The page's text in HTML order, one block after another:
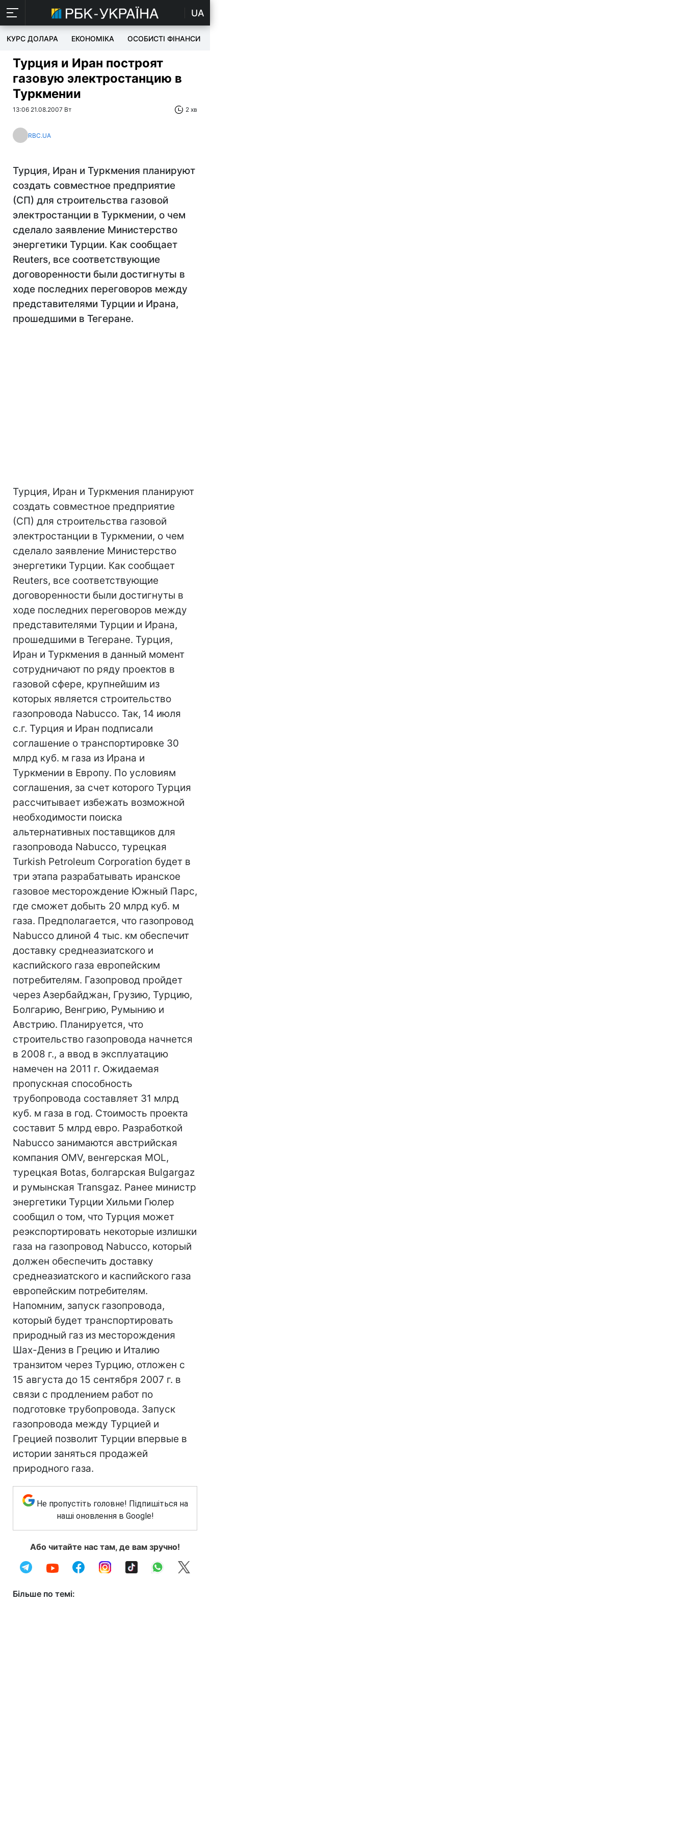
UA
КУРС ДОЛАРА ЕКОНОМІКА ОСОБИСТІ ФІНАНСИ
Турция и Иран построят
газовую электростанцию в
Туркмении
13:06 21.08.2007 Вт 2 хв
RBC.UA
Турция, Иран и Туркмения планируют
создать совместное предприятие
(СП) для строительства газовой
электростанции в Туркмении, о чем
сделало заявление Министерство
энергетики Турции. Как сообщает
Reuters, все соответствующие
договоренности были достигнуты в
ходе последних переговоров между
представителями Турции и Ирана,
прошедшими в Тегеране.
Турция, Иран и Туркмения планируют
создать совместное предприятие
(СП) для строительства газовой
электростанции в Туркмении, о чем
сделало заявление Министерство
энергетики Турции. Как сообщает
Reuters, все соответствующие
договоренности были достигнуты в
ходе последних переговоров между
представителями Турции и Ирана,
прошедшими в Тегеране. Турция,
Иран и Туркмения в данный момент
сотрудничают по ряду проектов в
газовой сфере, крупнейшим из
которых является строительство
газопровода Nabucco. Так, 14 июля
с.г. Турция и Иран подписали
соглашение о транспортировке 30
млрд куб. м газа из Ирана и
Туркмении в Европу. По условиям
соглашения, за счет которого Турция
рассчитывает избежать возможной
необходимости поиска
альтернативных поставщиков для
газопровода Nabucco, турецкая
Turkish Petroleum Corporation будет в
три этапа разрабатывать иранское
газовое месторождение Южный Парс,
где сможет добыть 20 млрд куб. м
газа. Предполагается, что газопровод
Nabucco длиной 4 тыс. км обеспечит
доставку среднеазиатского и
каспийского газа европейским
потребителям. Газопровод пройдет
через Азербайджан, Грузию, Турцию,
Болгарию, Венгрию, Румынию и
Австрию. Планируется, что
строительство газопровода начнется
в 2008 г., а ввод в эксплуатацию
намечен на 2011 г. Ожидаемая
пропускная способность
трубопровода составляет 31 млрд
куб. м газа в год. Стоимость проекта
составит 5 млрд евро. Разработкой
Nabucco занимаются австрийская
компания OMV, венгерская MOL,
турецкая Botas, болгарская Bulgargaz
и румынская Transgaz. Ранее министр
энергетики Турции Хильми Гюлер
сообщил о том, что Турция может
реэкспортировать некоторые излишки
газа на газопровод Nabucco, который
должен обеспечить доставку
среднеазиатского и каспийского газа
европейским потребителям.
Напомним, запуск газопровода,
который будет транспортировать
природный газ из месторождения
Шах-Дениз в Грецию и Италию
транзитом через Турцию, отложен с
15 августа до 15 сентября 2007 г. в
связи с продлением работ по
подготовке трубопровода. Запуск
газопровода между Турцией и
Грецией позволит Турции впервые в
истории заняться продажей
природного газа.
Не пропустіть головне! Підпишіться на
наші оновлення в Google!
Або читайте нас там, де вам зручно!
Більше по темі: